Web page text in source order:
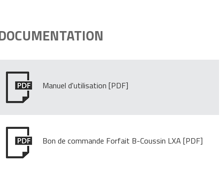
Manuel d'utilisation
Bon de commande Forfait B-Coussin LXA